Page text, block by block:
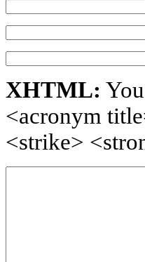
XHTML:
<acronym
<strike>